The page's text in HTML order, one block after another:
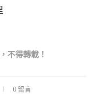
不得轉載！
0 留言